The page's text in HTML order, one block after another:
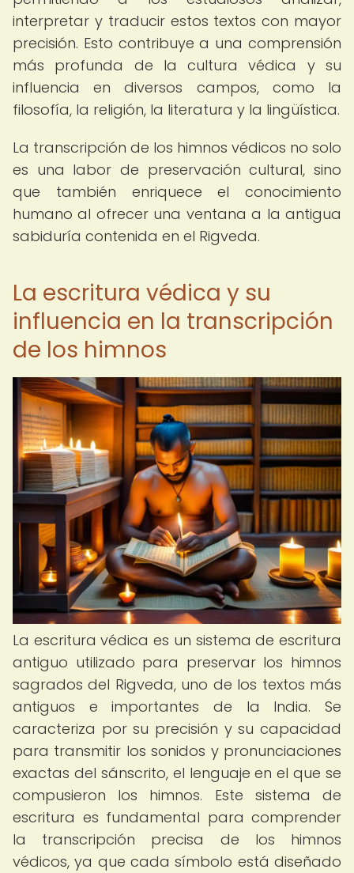
interpretar y traducir estos textos con mayor
precisión. Esto contribuye a una comprensión
más profunda de la cultura védica y su
influencia en diversos campos, como la
filosofía, la religión, la literatura y la lingüística.
La transcripción de los himnos védicos no solo
es una labor de preservación cultural, sino
que también enriquece el conocimiento
humano al ofrecer una ventana a la antigua
sabiduría contenida en el Rigveda.
La escritura védica y su
influencia en la transcripción
de los himnos
La escritura védica es un sistema de escritura
antiguo utilizado para preservar los himnos
sagrados del Rigveda, uno de los textos más
antiguos e importantes de la India. Se
caracteriza por su precisión y su capacidad
para transmitir los sonidos y pronunciaciones
exactas del sánscrito, el lenguaje en el que se
compusieron los himnos. Este sistema de
escritura es fundamental para comprender
la transcripción precisa de los himnos
védicos, ya que cada símbolo está diseñado